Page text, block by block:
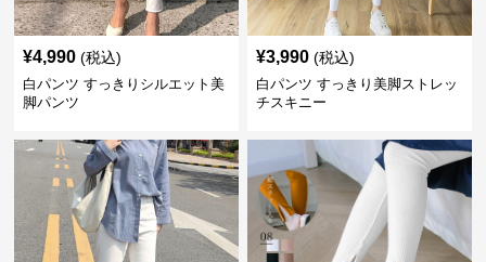
¥4,990 (税込)
白パンツ すっきりシルエット美
脚パンツ
¥3,990 (税込)
白パンツ すっきり美脚ストレッ
チスキニー